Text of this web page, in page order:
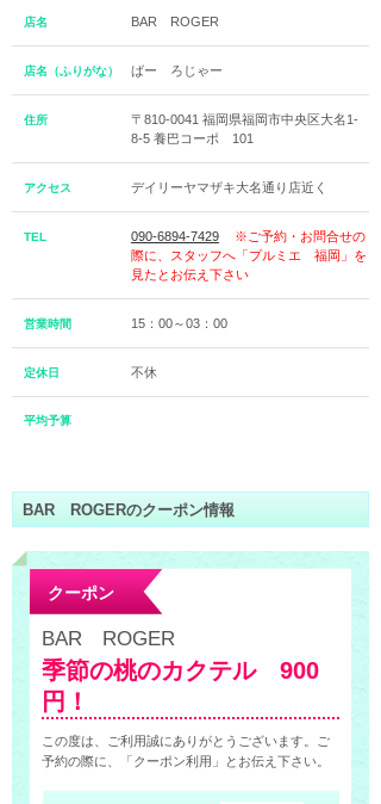
店名 BAR ROGER
店名（ふりがな） ばー ろじゃー
住所
〒810-0041 福岡県福岡市中央区大名1-
8-5 養巴コーポ 101
アクセス デイリーヤマザキ大名通り店近く
TEL 090-6894-7429
※ご予約・お問合せの
際に、スタッフへ「プルミエ 福岡」を
見たとお伝え下さい
営業時間 15：00～03：00
定休日 不休
平均予算
BAR ROGERのクーポン情報
クーポン
BAR ROGER
季節の桃のカクテル 900
円！
この度は、ご利用誠にありがとうございます。ご
予約の際に、「クーポン利用」とお伝え下さい。